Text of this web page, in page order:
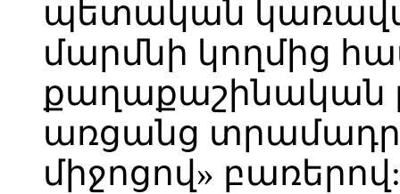
պետական
մարմնի կողմից
քաղաքաշինական
առցանց
միջոցով» բառերով: